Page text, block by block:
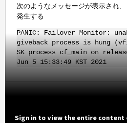
次のようなメッセージが表示され
発生する
PANIC: Failover Monitor:
giveback process is hung
SK process cf_main on
Jun 5 15:33:49 KST 2021
Sign in to view the entire content